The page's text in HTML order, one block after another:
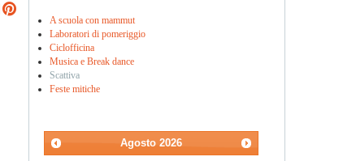
A scuola con mammut
Laboratori di pomeriggio
Ciclofficina
Musica e Break dance
Scattiva
Feste mitiche
Agosto 2026